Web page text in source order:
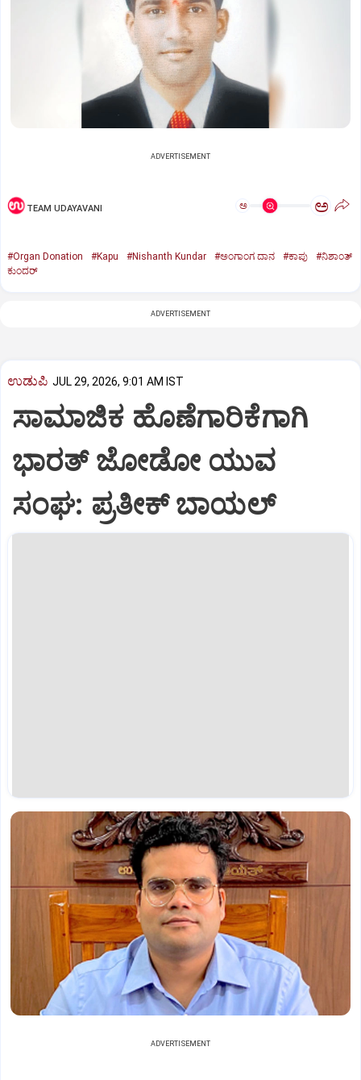
ADVERTISEMENT
TEAM UDAYAVANI ಅ ಅ
#Organ Donation #Kapu #Nishanth Kundar #ಅಂಗಾಂಗ ದಾನ #ಕಾಪು
#ನಿಶಾಂತ್‌
ಕುಂದರ್‌
ADVERTISEMENT
ಉಡುಪಿ JUL 29, 2026, 9:01 AM IST
ಸಾಮಾಜಿಕ ಹೊಣೆಗಾರಿಕೆಗಾಗಿ
ಭಾರತ್‌ ಜೋಡೋ ಯುವ
ಸಂಘ: ಪ್ರತೀಕ್‌ ಬಾಯಲ್
ADVERTISEMENT